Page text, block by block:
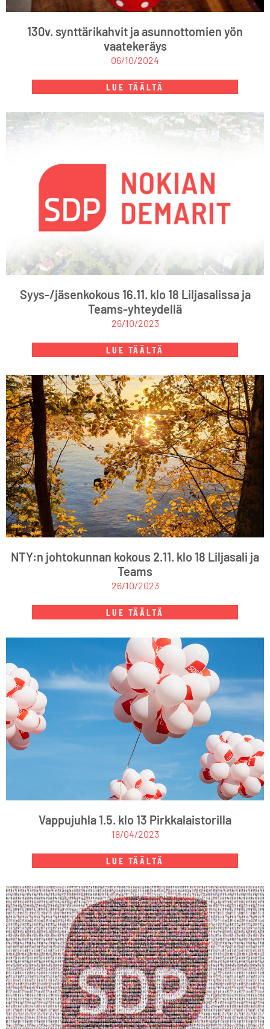
130v. synttärikahvit ja asunnottomien yön
vaatekeräys
06/10/2024
LUE TÄÄLTÄ
Syys-/jäsenkokous 16.11. klo 18 Liljasalissa ja
Teams-yhteydellä
26/10/2023
LUE TÄÄLTÄ
NTY:n johtokunnan kokous 2.11. klo 18 Liljasali ja
Teams
26/10/2023
LUE TÄÄLTÄ
Vappujuhla 1.5. klo 13 Pirkkalaistorilla
18/04/2023
LUE TÄÄLTÄ